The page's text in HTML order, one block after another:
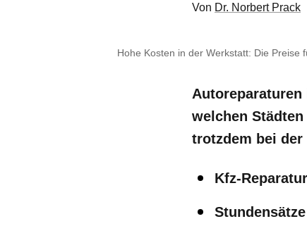
Von Dr. Norbert Prack
Hohe Kosten in der Werkstatt: Die Preise
welchen
trotzdem bei der
Kfz-